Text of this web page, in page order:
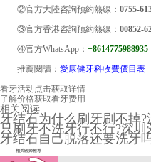
②官方大陸咨詢預約熱線： 0755-
③官方香港咨詢預約熱線： 00852-
④官方WhatsApp： +8614775988935
推薦閱讀： 愛康健牙科收費價目表
看牙活动点击获取详情
了解价格获取看牙费用
相关阅读
牙结石为什么刷牙刷不掉
只刷牙不洗牙行不行?深
牙结石自己脱落还要洗牙
相关医师推荐